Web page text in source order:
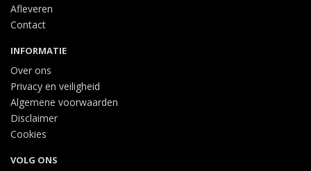
Afleveren
Contact
INFORMATIE
Over ons
Privacy en veiligheid
Algemene voorwaarden
Disclaimer
Cookies
VOLG ONS